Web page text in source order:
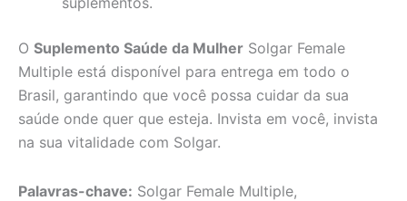
O Suplemento Saúde da Mulher Solgar Female
Multiple está disponível para entrega em todo o
Brasil, garantindo que você possa cuidar da sua
saúde onde quer que esteja. Invista em você, invista
na sua vitalidade com Solgar.
Palavras-chave: Solgar Female Multiple,